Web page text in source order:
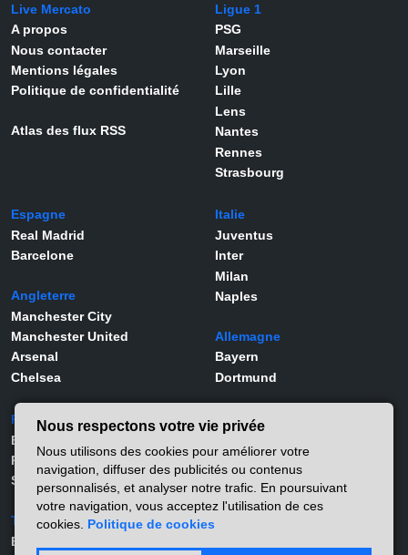
Live Mercato
A propos
Nous contacter
Mentions légales
Politique de confidentialité
Atlas des flux RSS
Ligue 1
PSG
Marseille
Lyon
Lille
Lens
Nantes
Rennes
Strasbourg
Espagne
Real Madrid
Barcelone
Angleterre
Manchester City
Manchester United
Arsenal
Chelsea
Italie
Juventus
Inter
Milan
Naples
Allemagne
Bayern
Dortmund
Portugal
Benfica
Porto
Sporting
Turquie
Besiktas
Joueurs
Lamine Yamal
Rodrygo
Vinicius Jr
Nous respectons votre vie privée
Nous utilisons des cookies pour améliorer votre
navigation, diffuser des publicités ou contenus
personnalisés, et analyser notre trafic. En poursuivant
votre navigation, vous acceptez l'utilisation de ces
cookies. Politique de cookies